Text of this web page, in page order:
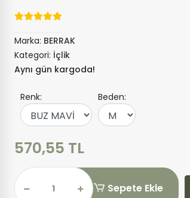
Marka: BERRAK
Kategori: İçlik
Aynı gün kargoda!
Renk: Beden:
570,55 TL
Sepete Ekle